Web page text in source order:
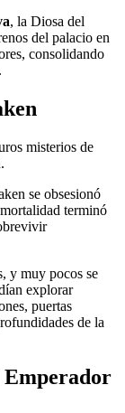
, la Diosa del
del palacio en
consolidando
misterios de
se obsesionó
terminó
y muy pocos se
explorar
puertas
de la
Emperador